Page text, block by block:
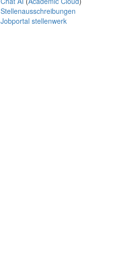
Stellenausschreibungen
Jobportal stellenwerk